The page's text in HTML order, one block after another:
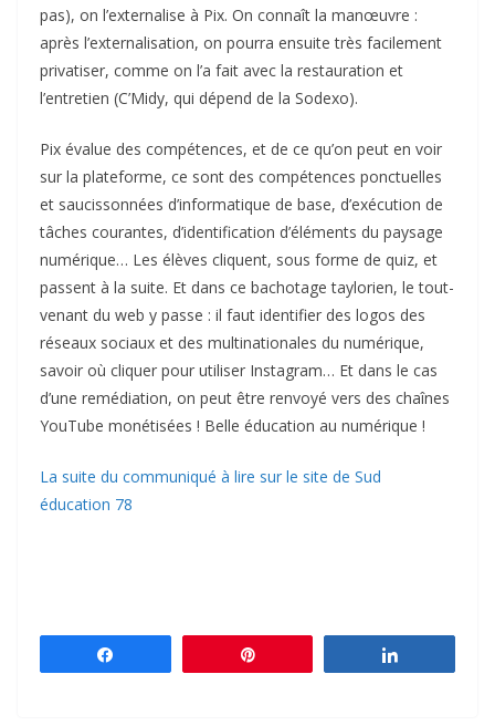
pas), on l’externalise à Pix. On connaît la manœuvre :
après l’externalisation, on pourra ensuite très facilement
privatiser, comme on l’a fait avec la restauration et
l’entretien (C’Midy, qui dépend de la Sodexo).
Pix évalue des compétences, et de ce qu’on peut en voir
sur la plateforme, ce sont des compétences ponctuelles
et saucissonnées d’informatique de base, d’exécution de
tâches courantes, d’identification d’éléments du paysage
numérique… Les élèves cliquent, sous forme de quiz, et
passent à la suite. Et dans ce bachotage taylorien, le tout-
venant du web y passe : il faut identifier des logos des
réseaux sociaux et des multinationales du numérique,
savoir où cliquer pour utiliser Instagram… Et dans le cas
d’une remédiation, on peut être renvoyé vers des chaînes
YouTube monétisées ! Belle éducation au numérique !
La suite du communiqué à lire sur le site de Sud
éducation 78